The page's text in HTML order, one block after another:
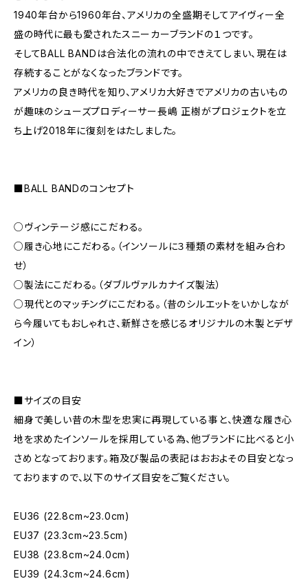
1940年台から1960年台、アメリカの全盛期そしてアイヴィー全
盛の時代に最も愛されたスニーカーブランドの１つです。
そしてBALL BANDは合法化の流れの中できえてしまい、現在は
存続することがなくなったブランドです。
アメリカの良き時代を知り、アメリカ大好きでアメリカの古いもの
が趣味のシューズプロディーサー長嶋 正樹がプロジェクトを立
ち上げ2018年に復刻をはたしました。
■BALL BANDのコンセプト
○ヴィンテージ感にこだわる。
○履き心地にこだわる。（インソールに３種類の素材を組み合わ
せ）
○製法にこだわる。（ダブルヴァルカナイズ製法）
○現代とのマッチングにこだわる。（昔のシルエットをいかしなが
ら今履いてもおしゃれさ、新鮮さを感じるオリジナルの木製とデザ
イン）
■サイズの目安
細身で美しい昔の木型を忠実に再現している事と、快適な履き心
地を求めたインソールを採用している為、他ブランドに比べると小
さめとなっております。箱及び製品の表記はおおよその目安となっ
ておりますので、以下のサイズ目安をご覧ください。
EU36 (22.8cm~23.0cm)
EU37 (23.3cm~23.5cm)
EU38 (23.8cm~24.0cm)
EU39 (24.3cm~24.6cm)